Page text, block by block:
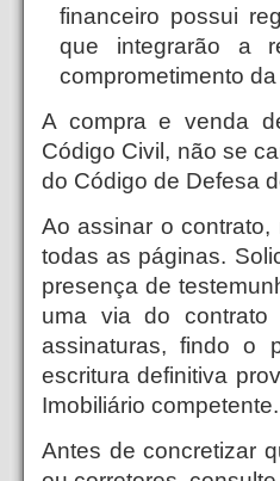
financeiro possui
que integrarão a
comprometimento
A compra e venda
Código Civil, não se
do Código de Defesa
Ao assinar o
todas as páginas.
presença de
uma via do contrato
assinaturas, findo o
escritura definitiva
Imobiliário competente.
Antes de concretizar